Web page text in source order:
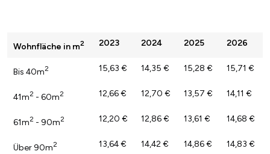
Wohnfläche in m2 2023 2024 2025 2026
Bis 40m2 15,63 € 14,35 € 15,28 € 15,71 €
41m2 - 60m2 12,66 € 12,70 € 13,57 € 14,11 €
61m2 - 90m2 12,20 € 12,86 € 13,61 € 14,68 €
Über 90m2 13,64 € 14,42 € 14,86 € 14,83 €